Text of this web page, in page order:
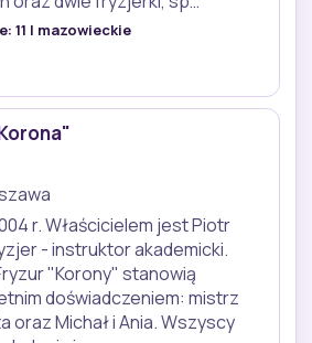
11 | mazowieckie
r. Właścicielem jest Piotr
- instruktor akademicki.
"Korony" stanowią
doświadczeniem: mistrz
oraz Michał i Ania. Wszyscy